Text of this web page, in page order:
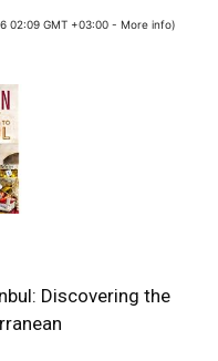
02:09 GMT +03:00 - More info)
Discovering the